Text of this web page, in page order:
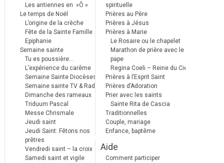
Les antiennes en »Ô »
Le temps de Noël
L’origine de la crèche
Fête de la Sainte Famille
Epiphanie
Semaine sainte
Tu es poussière…
L’expérience du carême
Semaine Sainte Diocèses
Semaine sainte TV & Radio
Dimanche des rameaux
Triduum Pascal
Messe Chrismale
Jeudi saint
Jeudi Saint: Fêtons nos
prêtres
Vendredi saint – la croix
Samedi saint et vigile
spirituelle
Prières au Père
Prières à Jésus
Prières à Marie
Le Rosaire ou le chapelet
Marathon de prière avec le
pape
Regina Coeli – Reine du Ciel
Prières à l’Esprit Saint
Prières d’Adoration
Prier avec les saints
Sainte Rita de Cascia
Traditionnelles
Couple, mariage
Enfance, baptême
Aide
Comment participer